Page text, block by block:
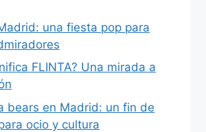
una fiesta pop para
FLINTA? Una mirada a
bears en Madrid: un fin de
ocio y cultura